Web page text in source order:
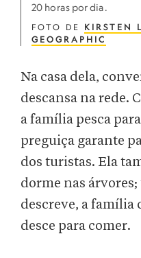
20 horas por dia.
FOTO DE KIRSTEN
GEOGRAPHIC
Na casa dela,
descansa na rede.
a família pesca
preguiça garante
dos turistas. Ela
dorme nas
descreve, a família
desce para comer.